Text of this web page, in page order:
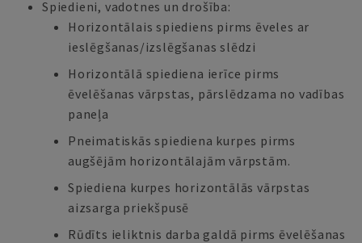
Spiedieni, vadotnes un drošība:
Horizontālais spiediens pirms ēveles ar
ieslēgšanas/izslēgšanas slēdzi
Horizontālā spiediena ierīce pirms
ēvelēšanas vārpstas, pārslēdzama no vadības
paneļa
Pneimatiskās spiediena kurpes pirms
augšējām horizontālajām vārpstām.
Spiediena kurpes horizontālās vārpstas
aizsarga priekšpusē
Rūdīts ieliktnis darba galdā pirms ēvelēšanas